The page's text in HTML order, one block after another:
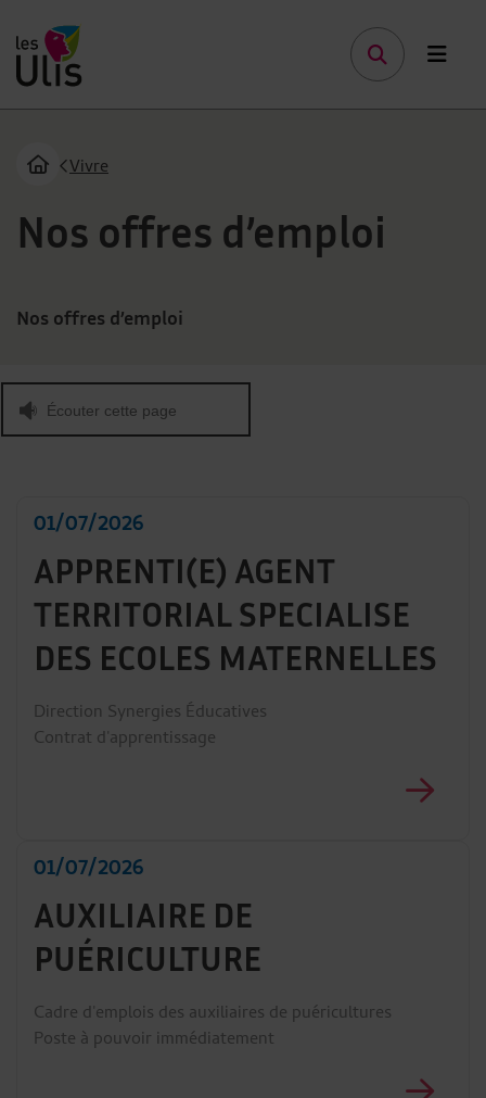
Page d'accueil des Ulis Terre de talents
Vous êtes ici :
Page d'accueil du site
Vivre
Nos offres d’emploi
Nos offres d’emploi
Écouter cette page
01/07/2026
APPRENTI(E) AGENT
TERRITORIAL SPECIALISE
DES ECOLES MATERNELLES
Direction Synergies Éducatives
Contrat d'apprentissage
01/07/2026
AUXILIAIRE DE
PUÉRICULTURE
Cadre d'emplois des auxiliaires de puéricultures
Poste à pouvoir immédiatement